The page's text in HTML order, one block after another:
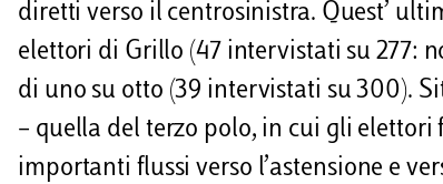
diretti verso il centrosinistra. Quest’
elettori di Grillo (47 intervistati su 277:
di uno su otto (39 intervistati su 300).
– quella del terzo polo, in cui gli elettori
importanti flussi verso l’astensione e